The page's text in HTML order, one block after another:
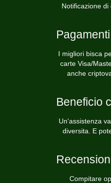
Notificazione
I migliori bisca
carte Visa/
anche
Beneficio
Un'assistenza
diversita. E
Compitare